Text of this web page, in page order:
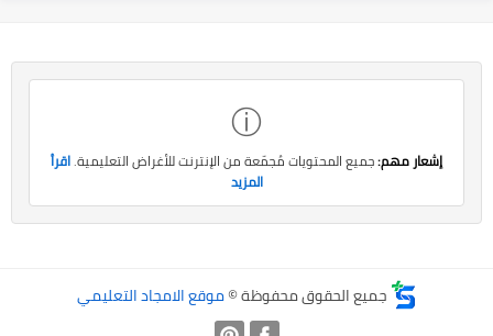
ⓘ
إشعار مهم:جميع المحتويات مُجمّعة من الإنترنت للأغراض التعليمية.اقرأ
المزيد
جميع الحقوق محفوظة ©موقع الامجاد التعليمي